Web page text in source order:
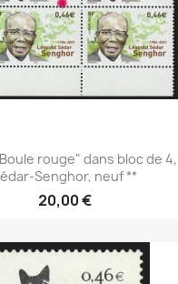
rouge" dans bloc de
Senghor, neuf **
20,00 €